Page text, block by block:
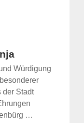
Würdigung
der Stadt
…